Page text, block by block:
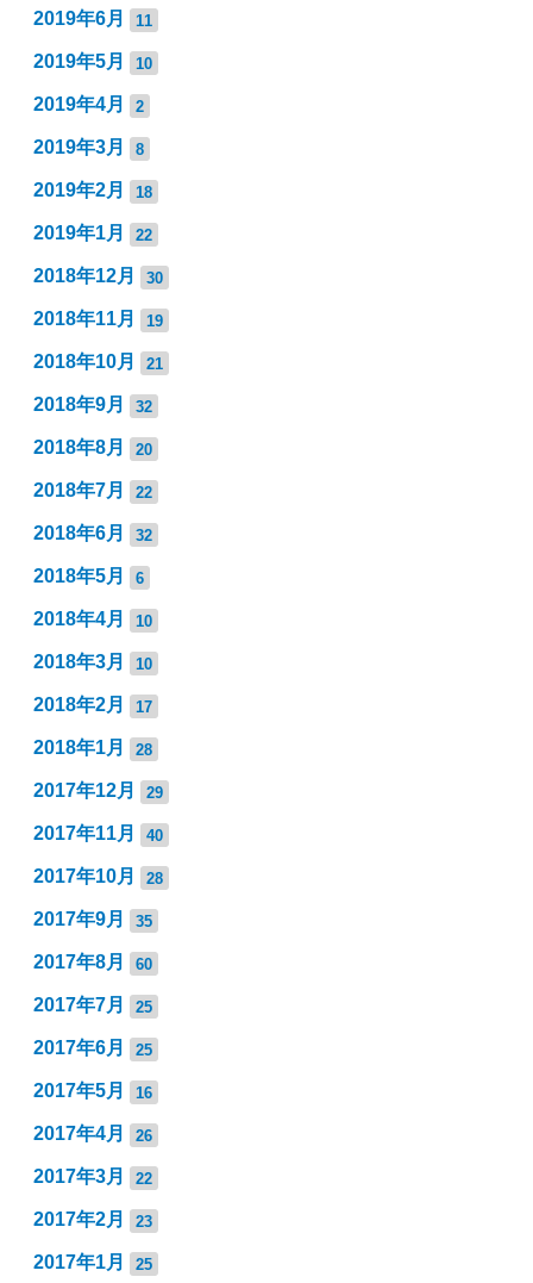
2019年6月 11
2019年5月 10
2019年4月 2
2019年3月 8
2019年2月 18
2019年1月 22
2018年12月 30
2018年11月 19
2018年10月 21
2018年9月 32
2018年8月 20
2018年7月 22
2018年6月 32
2018年5月 6
2018年4月 10
2018年3月 10
2018年2月 17
2018年1月 28
2017年12月 29
2017年11月 40
2017年10月 28
2017年9月 35
2017年8月 60
2017年7月 25
2017年6月 25
2017年5月 16
2017年4月 26
2017年3月 22
2017年2月 23
2017年1月 25